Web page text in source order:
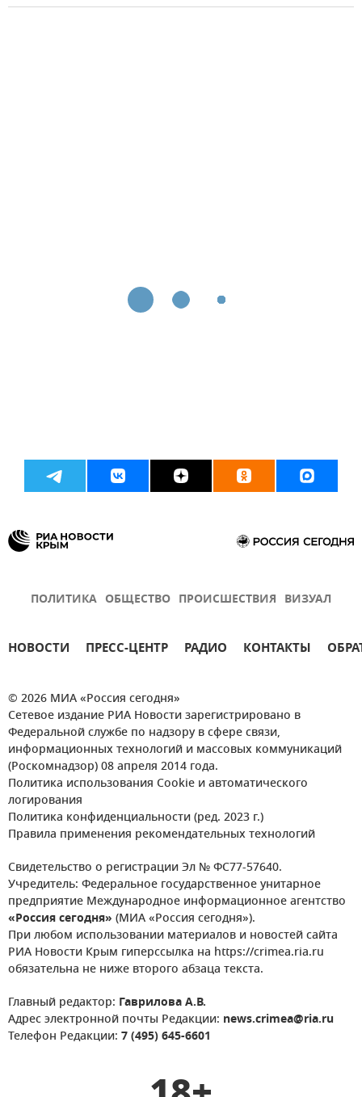
ПОЛИТИКА ОБЩЕСТВО ПРОИСШЕСТВИЯ ВИЗУАЛ
НОВОСТИ ПРЕСС-ЦЕНТР РАДИО КОНТАКТЫ
© 2026 МИА «Россия сегодня»
Сетевое издание РИА Новости зарегистрировано в
Федеральной службе по надзору в сфере связи,
информационных технологий и массовых коммуникаций
(Роскомнадзор) 08 апреля 2014 года.
Политика использования Cookie и автоматического
логирования
Политика конфиденциальности (ред. 2023 г.)
Правила применения рекомендательных технологий
Свидетельство о регистрации Эл № ФС77-57640.
Учредитель: Федеральное государственное унитарное
предприятие Международное информационное агентство
«Россия сегодня» (МИА «Россия сегодня»).
При любом использовании материалов и новостей сайта
РИА Новости Крым гиперссылка на https://crimea.ria.ru
обязательна не ниже второго абзаца текста.
Главный редактор: Гаврилова А.В.
Адрес электронной почты Редакции: news.crimea@ria.ru
Телефон Редакции: 7 (495) 645-6601